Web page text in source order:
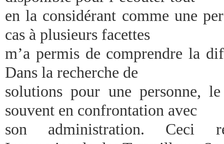
en la considérant comme une
cas à plusieurs facettes
m’a permis de comprendre la
Dans la recherche de
solutions pour une personne,
souvent en confrontation avec
son administration. Ceci